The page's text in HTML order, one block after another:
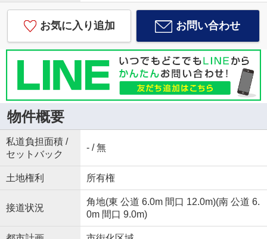
お気に入り追加 お問い合わせ
物件概要
私道負担面積 /
セットバック
- / 無
土地権利 所有権
接道状況
角地(東 公道 6.0m 間口 12.0m)(南 公道 6.
0m 間口 9.0m)